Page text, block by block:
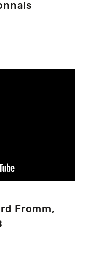
Fromm,